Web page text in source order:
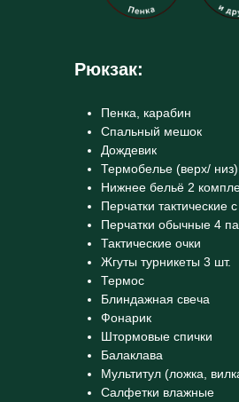
Пенка, карабин
Спальный мешок
Дождевик
Термобелье (верх/ низ)
Нижнее бельё 2
Перчатки тактические
Перчатки обычные 4
Тактические очки
Жгуты турникеты 3 шт.
Термос
Блиндажная свеча
Фонарик
Штормовые спички
Балаклава
Мультитул (ложка,
Салфетки влажные
Рюкзак: